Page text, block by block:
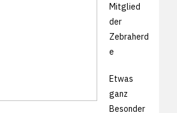
Mitglied
der
Zebraherd
e
Etwas
ganz
Besonder